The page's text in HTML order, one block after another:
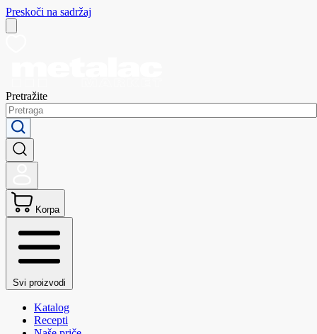
Preskoči na sadržaj
Pretražite
Korpa
Svi proizvodi
Katalog
Recepti